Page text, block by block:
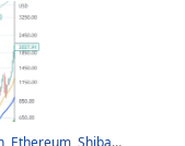
, Ethereum,Shiba Inu